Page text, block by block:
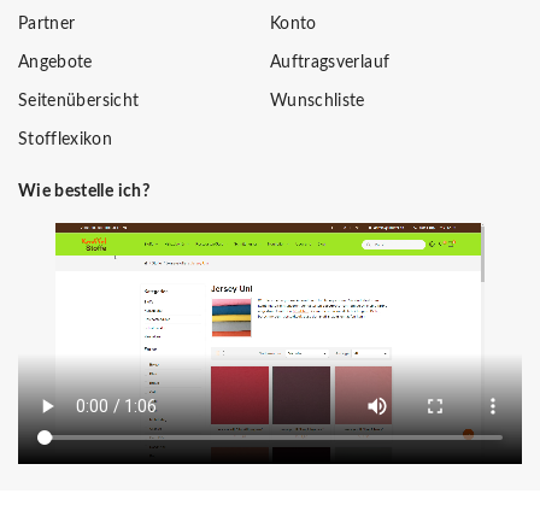
Partner
Angebote
Seitenübersicht
Stofflexikon
Konto
Auftragsverlauf
Wunschliste
Wie bestelle ich?